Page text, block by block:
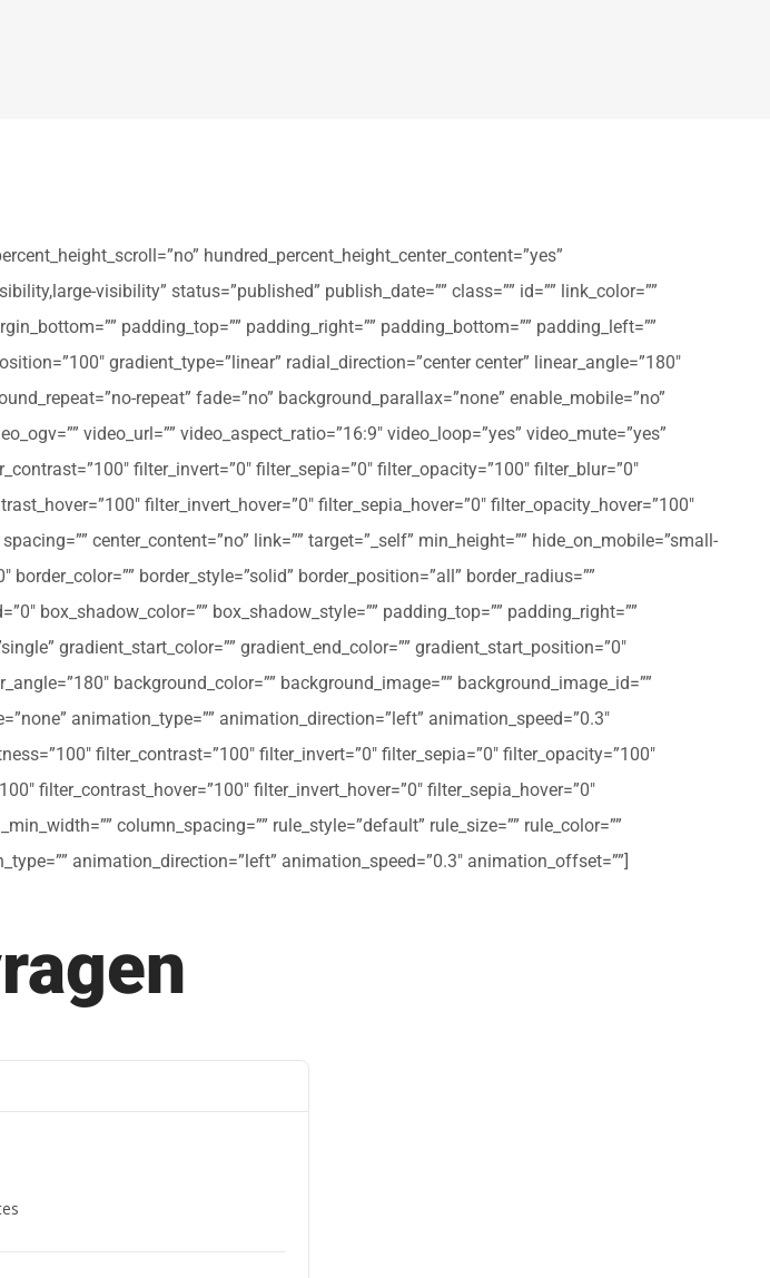
hundred_percent_height_center_content=”yes”
visibility” status=”published” publish_date=”” class=”” id=”” link_color=””
padding_top=”” padding_right=”” padding_bottom=”” padding_left=””
gradient_type=”linear” radial_direction=”center center” linear_angle=”180″
repeat” fade=”no” background_parallax=”none” enable_mobile=”no”
video_url=”” video_aspect_ratio=”16:9″ video_loop=”yes” video_mute=”yes”
filter_invert=”0″ filter_sepia=”0″ filter_opacity=”100″ filter_blur=”0″
filter_invert_hover=”0″ filter_sepia_hover=”0″ filter_opacity_hover=”100″
center_content=”no” link=”” target=”_self” min_height=”” hide_on_mobile=”small-
border_style=”solid” border_position=”all” border_radius=””
box_shadow_color=”” box_shadow_style=”” padding_top=”” padding_right=””
gradient_start_color=”” gradient_end_color=”” gradient_start_position=”0″
background_color=”” background_image=”” background_image_id=””
animation_type=”” animation_direction=”left” animation_speed=”0.3″
filter_contrast=”100″ filter_invert=”0″ filter_sepia=”0″ filter_opacity=”100″
filter_contrast_hover=”100″ filter_invert_hover=”0″ filter_sepia_hover=”0″
column_spacing=”” rule_style=”default” rule_size=”” rule_color=””
animation_direction=”left” animation_speed=”0.3″ animation_offset=””]